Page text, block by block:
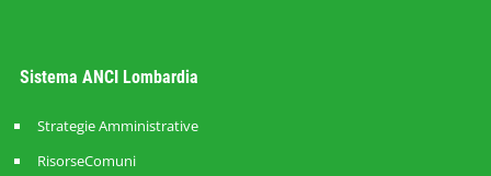
Sistema ANCI Lombardia
Strategie Amministrative
RisorseComuni